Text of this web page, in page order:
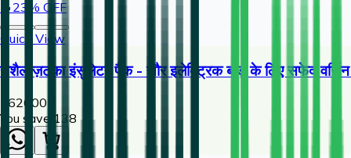
🔥 23 % OFF
Quick View
राशैल ज़टका इंसुलेटर पैक - सौर इलेक्ट्रिक बाड़ के लिए सफेद
462600
You save ₹ 138